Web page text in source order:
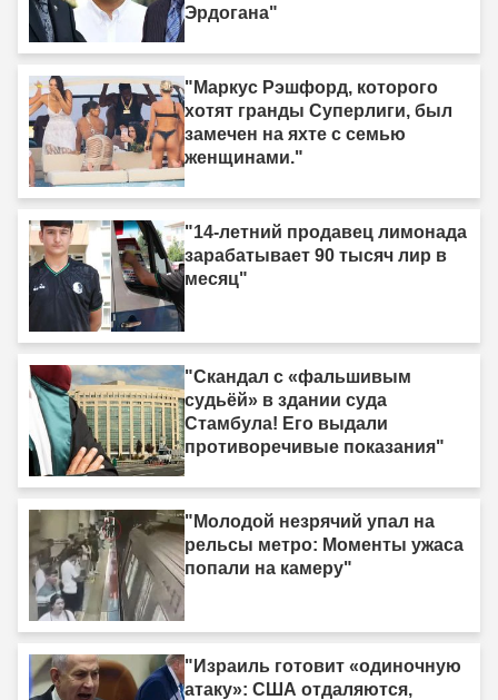
Эрдогана"
"Маркус Рэшфорд, которого
хотят гранды Суперлиги, был
замечен на яхте с семью
женщинами."
"14-летний продавец лимонада
зарабатывает 90 тысяч лир в
месяц"
"Скандал с «фальшивым
судьёй» в здании суда
Стамбула! Его выдали
противоречивые показания"
"Молодой незрячий упал на
рельсы метро: Моменты ужаса
попали на камеру"
"Израиль готовит «одиночную
атаку»: США отдаляются,